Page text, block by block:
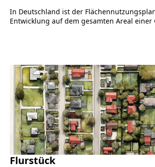
In Deutschland ist der
Entwicklung auf dem gesamten Areal einer
Flurstück